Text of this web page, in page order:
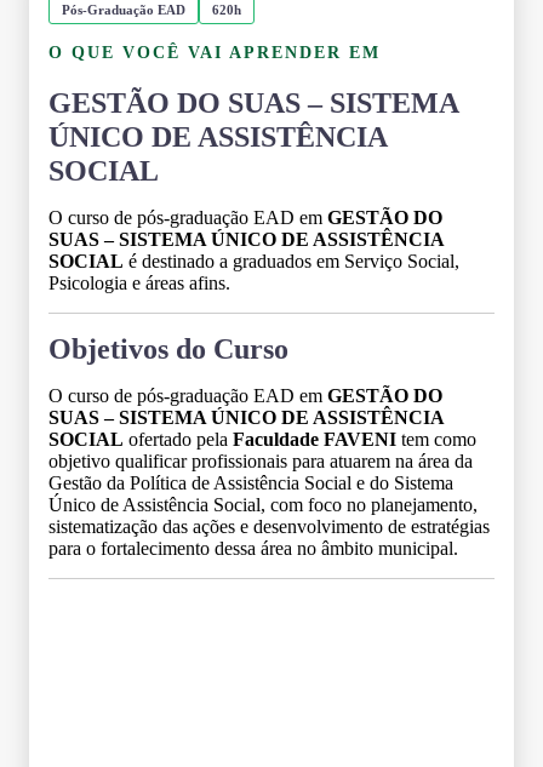
Pós-Graduação EAD 620h
O QUE VOCÊ VAI APRENDER EM
GESTÃO DO SUAS – SISTEMA
ÚNICO DE ASSISTÊNCIA
SOCIAL
O curso de pós-graduação EAD em GESTÃO DO
SUAS – SISTEMA ÚNICO DE ASSISTÊNCIA
SOCIAL é destinado a graduados em Serviço Social,
Psicologia e áreas afins.
Objetivos do Curso
O curso de pós-graduação EAD em GESTÃO DO
SUAS – SISTEMA ÚNICO DE ASSISTÊNCIA
SOCIAL ofertado pela Faculdade FAVENI tem como
objetivo qualificar profissionais para atuarem na área da
Gestão da Política de Assistência Social e do Sistema
Único de Assistência Social, com foco no planejamento,
sistematização das ações e desenvolvimento de estratégias
para o fortalecimento dessa área no âmbito municipal.